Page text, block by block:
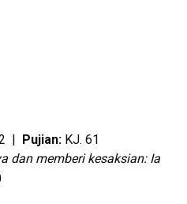
| Pujian: KJ. 61
dan memberi kesaksian: Ia